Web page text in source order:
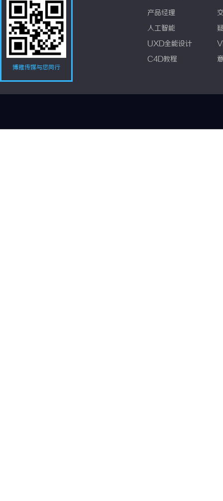
博雅传媒与您同行
产品经理
人工智能
UXD全能设计
C4D教程